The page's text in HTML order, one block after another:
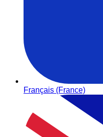
Français (France)